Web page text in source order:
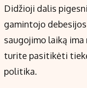
Didžioji dalis
gamintojo
saugojimo laiką
turite pasitikėti
politika.